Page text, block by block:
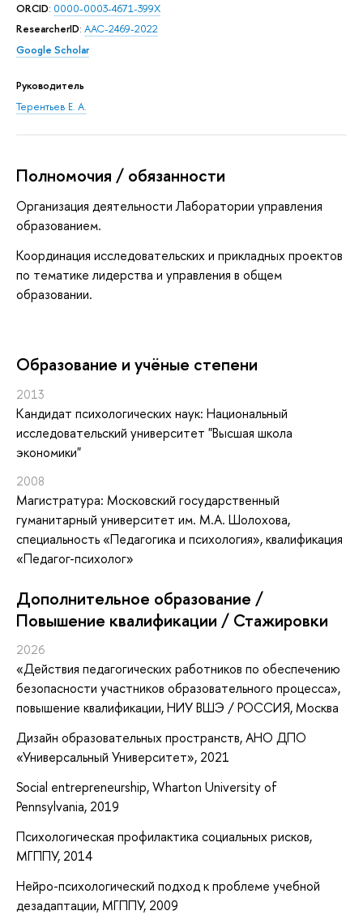
ORCID: 0000-0003-4671-399X
ResearcherID: AAC-2469-2022
Google Scholar
Руководитель
Терентьев Е. А.
Полномочия / обязанности
Организация деятельности Лаборатории управления
образованием.
Координация исследовательских и прикладных проектов
по тематике лидерства и управления в общем
образовании.
Oбразование и учёные степени
2013
Кандидат психологических наук: Национальный
исследовательский университет "Высшая школа
экономики"
2008
Магистратура: Московский государственный
гуманитарный университет им. М.А. Шолохова,
специальность «Педагогика и психология», квалификация
«Педагог-психолог»
Дополнительное образование /
Повышение квалификации / Стажировки
2026
«Действия педагогических работников по обеспечению
безопасности участников образовательного процесса»,
повышение квалификации, НИУ ВШЭ / РОССИЯ, Москва
Дизайн образовательных пространств, АНО ДПО
«Универсальный Университет», 2021
Social entrepreneurship, Wharton University of
Pennsylvania, 2019
Психологическая профилактика социальных рисков,
МГППУ, 2014
Нейро-психологический подход к проблеме учебной
дезадаптации, МГППУ, 2009